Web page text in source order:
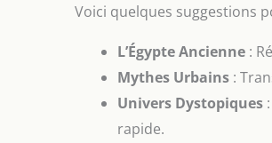
Voici quelques suggestions
L’Égypte Ancienne :
Mythes Urbains :
Univers Dystopiques
rapide.